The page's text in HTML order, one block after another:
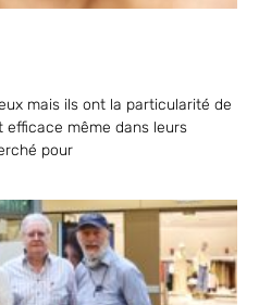
mais ils ont la particularité de
même dans leurs
pour